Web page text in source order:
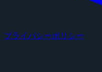
プライバシーポリシー